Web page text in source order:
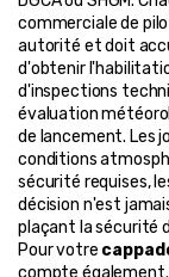
commerciale de
autorité et doit
d'obtenir
d'inspections
évaluation
de lancement. Les
conditions
sécurité requises,
décision n'est
plaçant la sécurité
Pour votre
compte